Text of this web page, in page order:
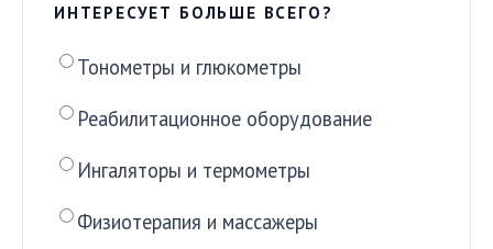
ИНТЕРЕСУЕТ БОЛЬШЕ ВСЕГО?
Тонометры и глюкометры
Реабилитационное оборудование
Ингаляторы и термометры
Физиотерапия и массажеры